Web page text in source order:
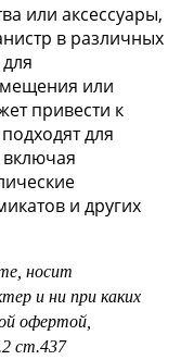
или аксессуары,
в различных
или
привести к
для
и других
носит
и ни при каких
офертой,
ст.437